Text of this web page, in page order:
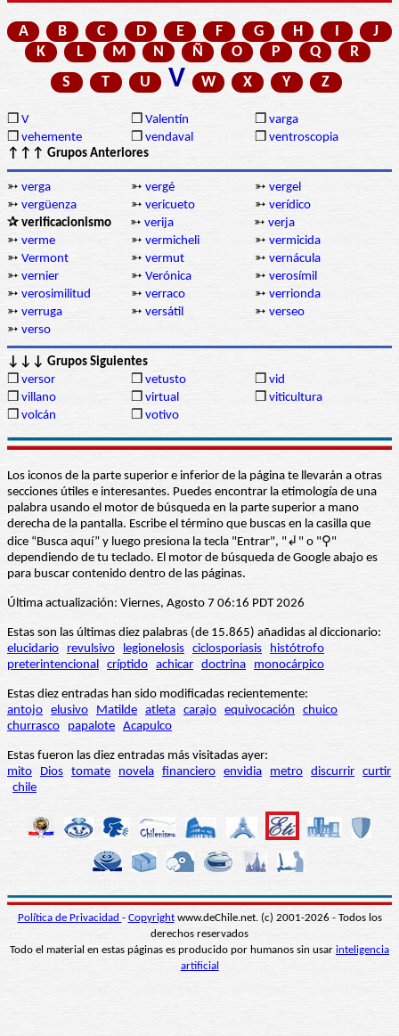
A B C D E F G H I
J
K
L M N Ñ O P Q
R
S
T U V W X Y Z
❒ V ❒ Valentín ❒ varga
❒ vehemente ❒ vendaval ❒ ventroscopia
↑↑↑ Grupos Anteriores
➳ verga ➳ vergé ➳ vergel
➳ vergüenza ➳ vericueto ➳ verídico
✰ verificacionismo
➳ verija ➳ verja
➳ verme ➳ vermicheli ➳ vermicida
➳ Vermont ➳ vermut ➳ vernácula
➳ vernier ➳ Verónica ➳ verosímil
➳ verosimilitud ➳ verraco ➳ verrionda
➳ verruga ➳ versátil ➳ verseo
➳ verso
↓↓↓ Grupos Siguientes
❒ versor ❒ vetusto ❒ vid
❒ villano ❒ virtual ❒ viticultura
❒ volcán ❒ votivo
Los iconos de la parte superior e inferior de la página te llevarán a otras
secciones útiles e interesantes. Puedes encontrar la etimología de una
palabra usando el motor de búsqueda en la parte superior a mano
derecha de la pantalla. Escribe el término que buscas en la casilla que
dice “Busca aquí” y luego presiona la tecla "Entrar", "↲" o "⚲"
dependiendo de tu teclado. El motor de búsqueda de Google abajo es
para buscar contenido dentro de las páginas.
Última actualización: Viernes, Agosto 7 06:16 PDT 2026
Estas son las últimas diez palabras (de 15.865) añadidas al diccionario:
elucidario
revulsivo legionelosis ciclosporiasis
histótrofo
preterintencional críptido achicar doctrina monocárpico
Estas diez entradas han sido modificadas recientemente:
antojo elusivo Matilde atleta carajo equivocación
chuico
churrasco
papalote Acapulco
Estas fueron las diez entradas más visitadas ayer:
mito
Dios tomate novela financiero envidia metro discurrir curtir
chile
Política de Privacidad - Copyrightwww.deChile.net. (c) 2001-2026 - Todos los
derechos reservados
Todo el material en estas páginas es producido por humanos sin usar inteligencia
artificial